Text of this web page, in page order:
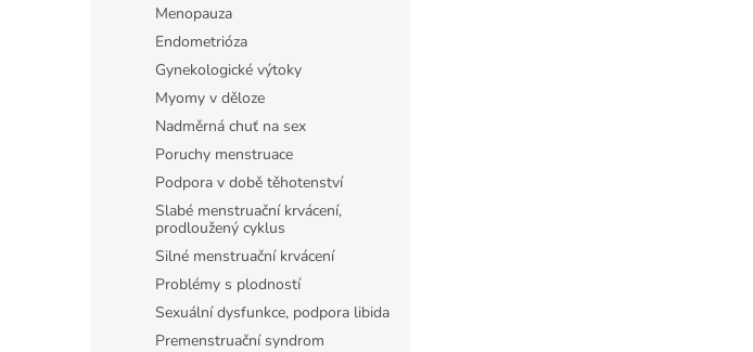
Menopauza
Endometrióza
Gynekologické výtoky
Myomy v děloze
Nadměrná chuť na sex
Poruchy menstruace
Podpora v době těhotenství
Slabé menstruační krvácení,
prodloužený cyklus
Silné menstruační krvácení
Problémy s plodností
Sexuální dysfunkce, podpora libida
Premenstruační syndrom